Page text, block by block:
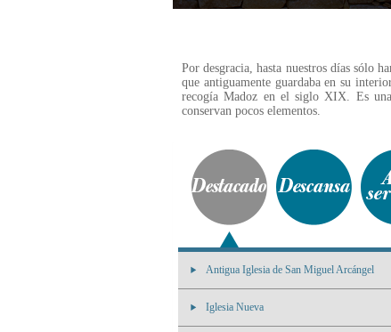
Por desgracia, hasta nuestros días sólo
que antiguamente guardaba en su
recogía Madoz en el siglo XIX. Es
conservan pocos elementos.
Antigua Iglesia de San Miguel Arcángel
Iglesia Nueva